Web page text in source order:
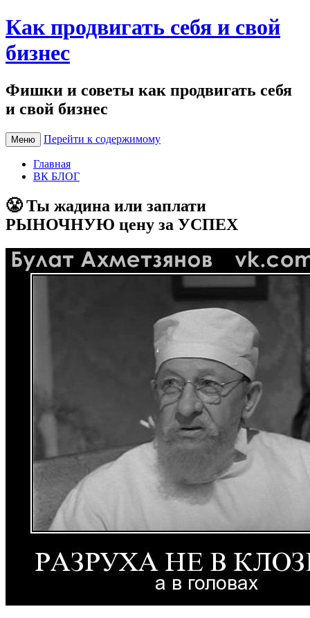
Как продвигать себя и свой
бизнес
Фишки и советы как продвигать себя
и свой бизнес
Меню Перейти к содержимому
Главная
ВК БЛОГ
😤 Ты жадина или заплати
РЫНОЧНУЮ цену за УСПЕХ